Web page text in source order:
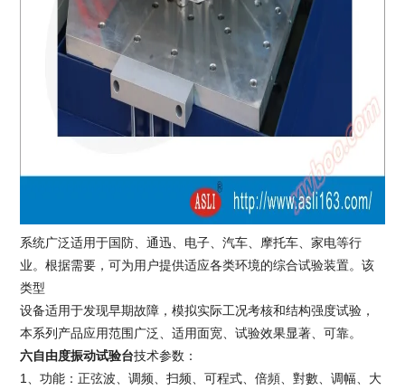
系统广泛适用于国防、通迅、电子、汽车、摩托车、家电等行
业。根据需要，可为用户提供适应各类环境的综合试验装置。该
类型
设备适用于发现早期故障，模拟实际工况考核和结构强度试验，
本系列产品应用范围广泛、适用面宽、试验效果显著、可靠。
六自由度振动试验台技术参数：
1、功能：正弦波、调频、扫频、可程式、倍頻、對數、调幅、大